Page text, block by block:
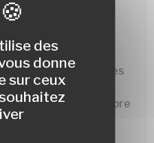
en
pour les 5 journées
de groupe, en chambre
(draps et linge de
des
donne
sur ceux